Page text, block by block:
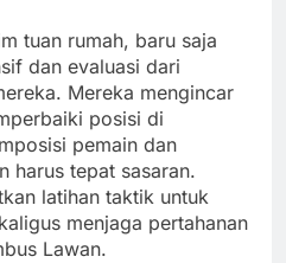
tuan rumah, baru saja
dan evaluasi dari
Mereka mengincar
posisi di
pemain dan
harus tepat sasaran.
latihan taktik untuk
menjaga pertahanan
Lawan.